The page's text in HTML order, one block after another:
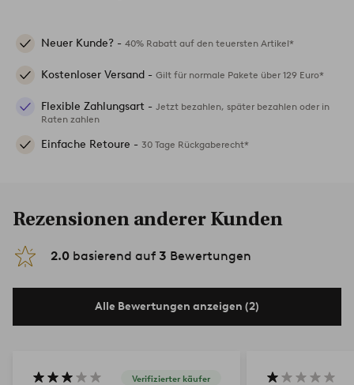
Neuer Kunde? - 40% Rabatt auf den teuersten Artikel*
Kostenloser Versand - Gilt für normale Pakete über 129 Euro*
Flexible Zahlungsart - Jetzt bezahlen, später bezahlen oder in
Raten zahlen
Einfache Retoure - 30 Tage Rückgaberecht*
Rezensionen anderer Kunden
2.0 basierend auf 3 Bewertungen
Alle Bewertungen anzeigen (2)
Verifizierter käufer